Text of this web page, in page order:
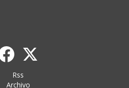
Rss
Archivo